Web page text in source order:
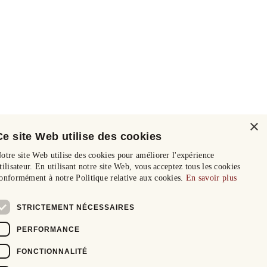
×
site Web utilise des cookies
site Web utilise des cookies pour améliorer l'expérience
En utilisant notre site Web, vous acceptez tous les cookies
à notre Politique relative aux cookies. En savoir plus
STRICTEMENT NÉCESSAIRES
PERFORMANCE
FONCTIONNALITÉ